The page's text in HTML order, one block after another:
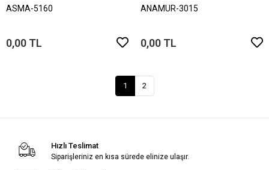
ASMA-5160
0,00 TL
ANAMUR-3015
0,00 TL
1 2
Hızlı Teslimat
Siparişleriniz en kısa sürede elinize ulaşır.